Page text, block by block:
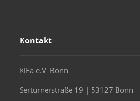
Kontakt
KiFa e.V. Bonn
Sertürnerstraße 19 | 53127 Bonn